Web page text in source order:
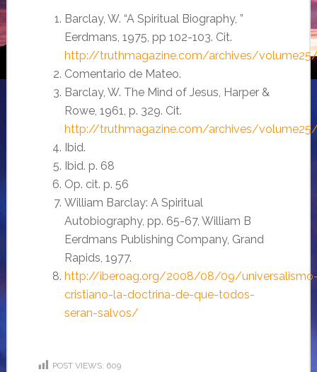
Barclay, W. “A Spiritual Biography, ”
Eerdmans, 1975, pp 102-103. Cit.
http://truthmagazine.com/archives/
Comentario de Mateo.
Barclay, W. The Mind of Jesus, Harper &
Rowe, 1961, p. 329. Cit.
http://truthmagazine.com/archives/
Ibid.
Ibid. p. 68
Op. cit. p. 56
William Barclay: A Spiritual
Autobiography, pp. 65-67, William B
Eerdmans Publishing Company, Grand
Rapids, 1977.
http://iberoag.org/2008/08/09/
cristiano-la-doctrina-de-que-todos-
seran-salvos/
POST VIEWS: 609